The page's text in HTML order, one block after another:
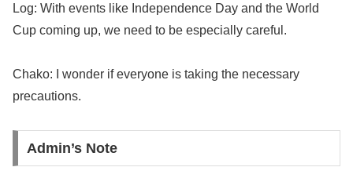
Log: With events like Independence Day and the World
Cup coming up, we need to be especially careful.
Chako: I wonder if everyone is taking the necessary
precautions.
Admin’s Note